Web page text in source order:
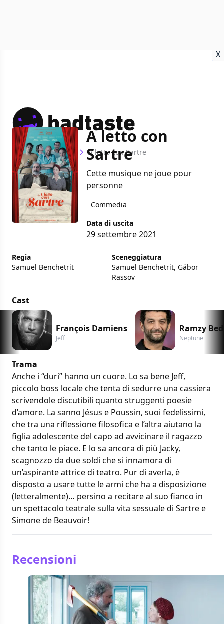
X
Home Film A letto con Sartre
A letto con
Sartre
Cette musique ne joue pour
personne
Commedia
Data di uscita
29 settembre 2021
Regia
Samuel Benchetrit
Sceneggiatura
Samuel Benchetrit, Gábor
Rassov
Cast
François Damiens
Jeff
Ramzy
Neptune
Trama
Anche i “duri” hanno un cuore. Lo sa bene Jeff,
piccolo boss locale che tenta di sedurre una cassiera
scrivendole discutibili quanto struggenti poesie
d’amore. La sanno Jésus e Poussin, suoi fedelissimi,
che tra una riflessione filosofica e l’altra aiutano la
figlia adolescente del capo ad avvicinare il ragazzo
che tanto le piace. E lo sa ancora di più Jacky,
scagnozzo da due soldi che si innamora di
un’aspirante attrice di teatro. Pur di averla, è
disposto a usare tutte le armi che ha a disposizione
(letteralmente)… persino a recitare al suo fianco in
un spettacolo teatrale sulla vita sessuale di Sartre e
Simone de Beauvoir!
Recensioni